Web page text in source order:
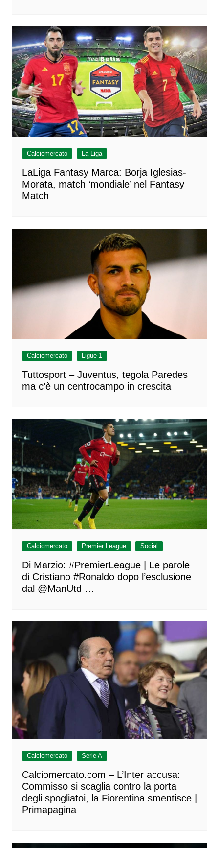
Calciomercato La Liga
LaLiga Fantasy Marca: Borja Iglesias-
Morata, match ‘mondiale’ nel Fantasy
Match
Calciomercato Ligue 1
Tuttosport – Juventus, tegola Paredes
ma c’è un centrocampo in crescita
Calciomercato Premier League Social
Di Marzio: #PremierLeague | Le parole
di Cristiano #Ronaldo dopo l’esclusione
dal @ManUtd …
Calciomercato Serie A
Calciomercato.com – L’Inter accusa:
Commisso si scaglia contro la porta
degli spogliatoi, la Fiorentina smentisce |
Primapagina